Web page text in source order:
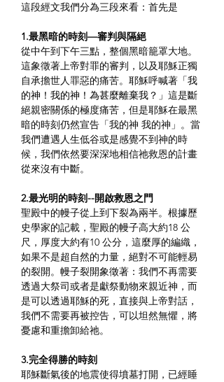
這段經文我們分為三段來看：首先是
1.最黑暗的時刻—審判與隔絕
從中午到下午三點，整個黑暗籠罩大地。
這象徵著上帝對罪的審判，以及耶穌正獨
自承擔世人罪惡的痛苦。耶穌呼喊著 「我
的神！我的神！為甚麼離棄我？」 這是斷
絕親密關係的極度痛苦，但是耶穌在最黑
暗的時刻仍然宣告「我的神 我的神」。當
我們遭遇人生低谷或是感覺不到神的時
候，我們依然要深深地相信祂救恩的計畫
從來沒有中斷。
2.最光明的時刻--開啟救恩之門
聖殿中的幔子從上到下裂為兩半。根據歷
史學家的記載，聖殿的幔子高大約18 公
尺，厚度大約有10 公分，這麼厚的編織，
如果不是超自然的力量，絕對不可能輕易
的裂開。幔子裂開象徵著：我們不再需要
透過大祭司或者是獻祭動物來親近神，而
是可以透過耶穌的死，直接與上帝對話，
我們不需要再被控告，可以坦然無懼，將
憂慮和重擔卸給祂。
3.完全得勝的時刻
耶穌斷氣後的地震使得墳墓打開，已經睡